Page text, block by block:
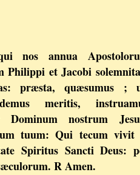
nos annua
Philippi et Jacobi
præsta, quæsumus ;
meritis,
Dominum nostrum
tuum: Qui tecum vivit
Spiritus Sancti Deus:
R Amen.